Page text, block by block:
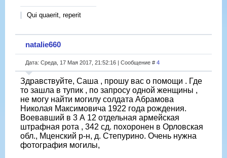
Qui quaerit, reperit
natalie660
Дата: Среда, 17 Мая 2017, 21:52:16 | Сообщение # 4
Здравствуйте, Саша , прошу вас о помощи . Где
то зашла в тупик , по запросу одной женщины ,
не могу найти могилу солдата Абрамова
Николая Максимовича 1922 года рождения.
Воевавший в 3 А 12 отдельная армейская
штрафная рота , 342 сд. похоронен в Орловская
обл., Мценский р-н, д. Степурино. Очень нужна
фотография могилы,